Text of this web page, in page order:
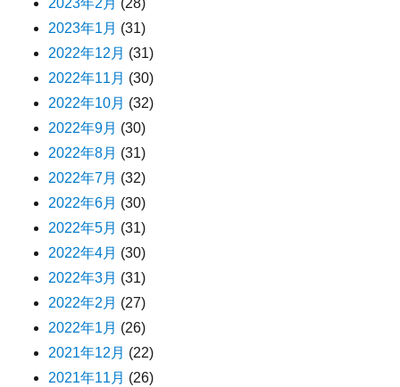
2023年2月 (28)
2023年1月 (31)
2022年12月 (31)
2022年11月 (30)
2022年10月 (32)
2022年9月 (30)
2022年8月 (31)
2022年7月 (32)
2022年6月 (30)
2022年5月 (31)
2022年4月 (30)
2022年3月 (31)
2022年2月 (27)
2022年1月 (26)
2021年12月 (22)
2021年11月 (26)